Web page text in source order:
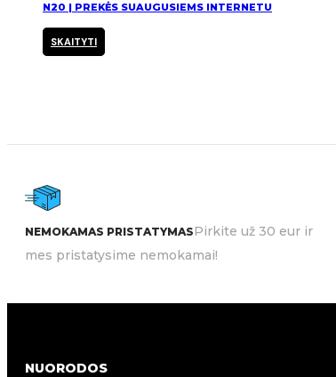
N20 | PREKĖS SUAUGUSIEMS INTERNETU
SKAITYTI
NEMOKAMAS PRISTATYMASPirkite už 30 eur ir
mes pristatysime nemokamai!
NUORODOS